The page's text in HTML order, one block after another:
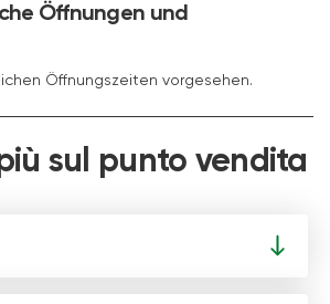
Öffnungen und
Öffnungszeiten vorgesehen.
sul punto vendita